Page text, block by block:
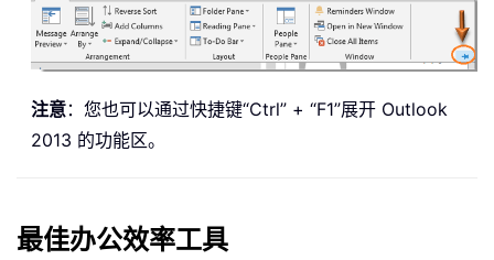
注意：您也可以通过快捷键“Ctrl” + “F1”展开 Outlook
2013 的功能区。
最佳办公效率工具